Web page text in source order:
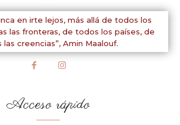
en irte lejos, más allá de todos los
las fronteras, de todos los países, de
las creencias”, Amin Maalouf.
Acceso rápido